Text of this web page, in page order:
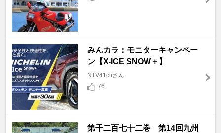
みんカラ：モニターキャンペー
ン【X-ICE SNOW＋】
NTV41chさん
76
第千二百七十二巻 第14回九州